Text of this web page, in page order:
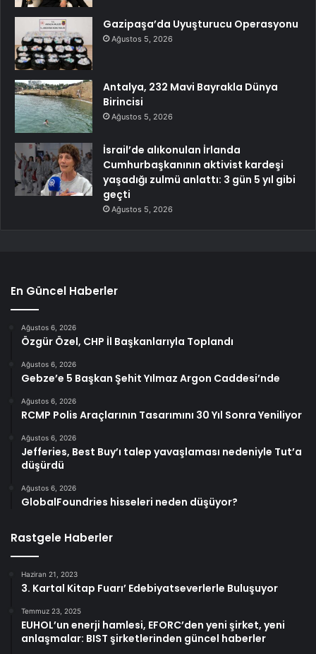
Gazipaşa’da Uyuşturucu Operasyonu
Ağustos 5, 2026
Antalya, 232 Mavi Bayrakla Dünya
Birincisi
Ağustos 5, 2026
İsrail’de alıkonulan İrlanda
Cumhurbaşkanının aktivist kardeşi
yaşadığı zulmü anlattı: 3 gün 5 yıl gibi
geçti
Ağustos 5, 2026
En Güncel Haberler
Ağustos 6, 2026
Özgür Özel, CHP İl Başkanlarıyla Toplandı
Ağustos 6, 2026
Gebze’e 5 Başkan Şehit Yılmaz Argon Caddesi’nde
Ağustos 6, 2026
RCMP Polis Araçlarının Tasarımını 30 Yıl Sonra Yeniliyor
Ağustos 6, 2026
Jefferies, Best Buy’ı talep yavaşlaması nedeniyle Tut’a
düşürdü
Ağustos 6, 2026
GlobalFoundries hisseleri neden düşüyor?
Rastgele Haberler
Haziran 21, 2023
3. Kartal Kitap Fuarı’ Edebiyatseverlerle Buluşuyor
Temmuz 23, 2025
EUHOL’un enerji hamlesi, EFORC’den yeni şirket, yeni
anlaşmalar: BIST şirketlerinden güncel haberler